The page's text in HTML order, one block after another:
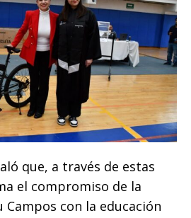
que, a través de estas
el compromiso de la
con la educación